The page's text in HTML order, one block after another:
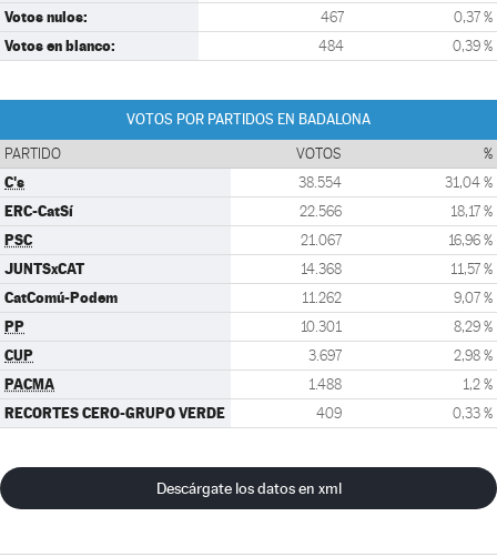
Votos nulos: 467 0,37 %
Votos en blanco: 484 0,39 %
VOTOS POR PARTIDOS EN BADALONA
PARTIDO VOTOS %
C's 38.554 31,04 %
ERC-CatSí 22.566 18,17 %
PSC 21.067 16,96 %
JUNTSxCAT 14.368 11,57 %
CatComú-Podem 11.262 9,07 %
PP 10.301 8,29 %
CUP 3.697 2,98 %
PACMA 1.488 1,2 %
RECORTES CERO-GRUPO VERDE 409 0,33 %
Descárgate los datos en xml